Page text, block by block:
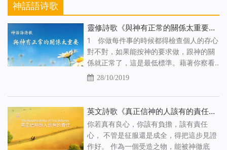
神話語诗歌
靈修詩歌《與神有正常的關係太重要》【歌詞版中文字幕】
1 你做每件事的時候都得檢查個人的存心
對不對，如果能按神的要求做，跟神的關
係就正常了，這是最低標準。藉著你察看..
28/10/2019
英文詩歌《真正信神的人該有的責任》Official Lyric Video 官方完整版
你若真有良心，你該有負擔，該有責任
心， 不管是征服還是成全，得把這步見證
作好。 作為一個受造之物，能被神徹底